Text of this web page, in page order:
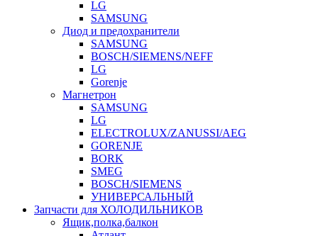
LG
SAMSUNG
Диод и предохранители
SAMSUNG
BOSCH/SIEMENS/NEFF
LG
Gorenje
Магнетрон
SAMSUNG
LG
ELECTROLUX/ZANUSSI/AEG
GORENJE
BORK
SMEG
BOSCH/SIEMENS
УНИВЕРСАЛЬНЫЙ
Запчасти для ХОЛОДИЛЬНИКОВ
Ящик,полка,балкон